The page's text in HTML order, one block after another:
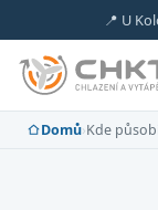
📍 U
Domů›Kde